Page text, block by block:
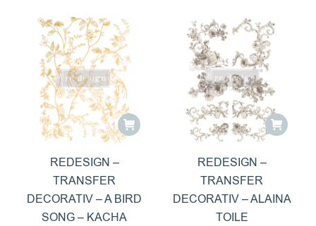
REDESIGN –
TRANSFER
DECORATIV – A BIRD
SONG – KACHA
REDESIGN –
TRANSFER
DECORATIV – ALAINA
TOILE